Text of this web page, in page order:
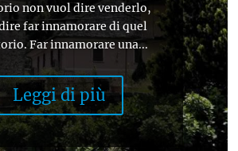
non vuol dire venderlo,
far innamorare di quel
Far innamorare una...
Leggi di più